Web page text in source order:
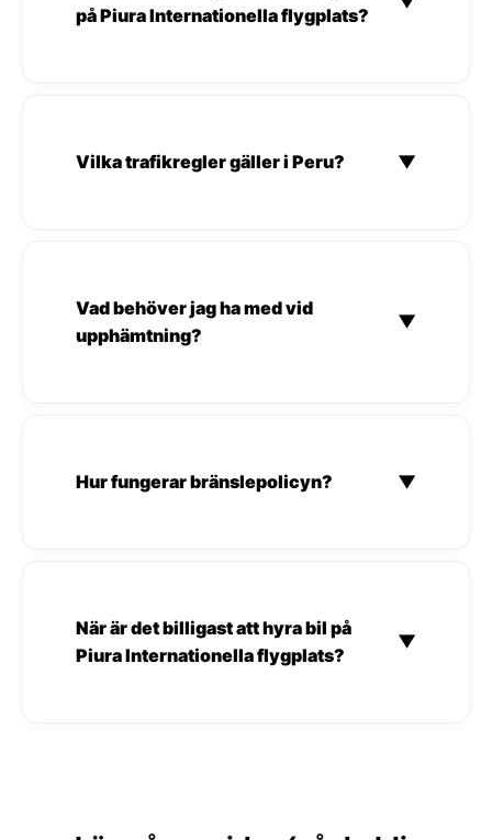
på Piura Internationella flygplats?
Vilka trafikregler gäller i Peru? ▼
Vad behöver jag ha med vid
upphämtning?
▼
Hur fungerar bränslepolicyn? ▼
När är det billigast att hyra bil på
Piura Internationella flygplats?
▼